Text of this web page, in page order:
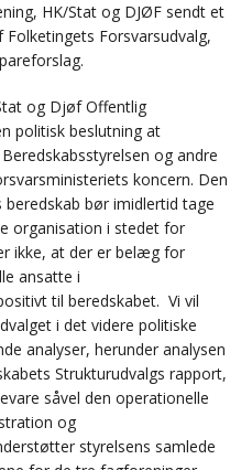
HK/Stat og DJØF sendt et
Forsvarsudvalg,
og Djøf Offentlig
politisk beslutning at
og andre
koncern. Den
bør imidlertid tage
organisation i stedet for
ikke, at der er belæg for
ansatte i
til beredskabet. Vi vil
i det videre politiske
analyser, herunder analysen
Strukturudvalgs rapport,
såvel den operationelle
og
styrelsens samlede